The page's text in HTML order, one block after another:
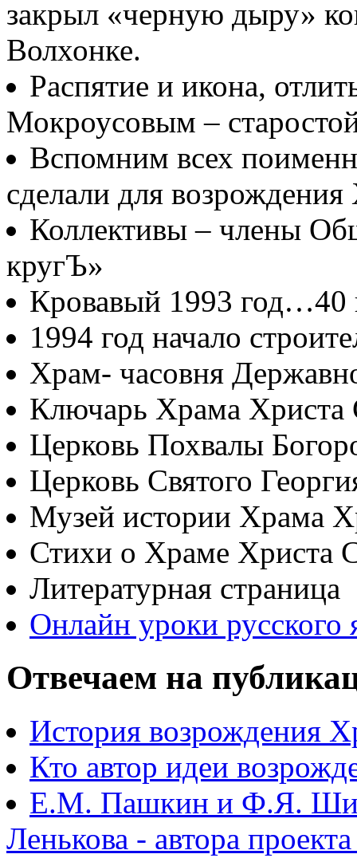
закрыл «черную дыру»
Волхонке.
Распятие и икона,
Мокроусовым –
Вспомним всех
сделали для
Коллективы – члены
кругЪ»
Кровавый 1993
1994 год начало
Храм- часовня
Ключарь Храма Христа
Церковь Похвалы
Церковь Святого
Музей истории Храма
Стихи о Храме Христа
Литературная страница
Онлайн уроки русского
Отвечаем на
История возрождения
Кто автор идеи
Е.М. Пашкин и Ф.Я.
Ленькова - автора